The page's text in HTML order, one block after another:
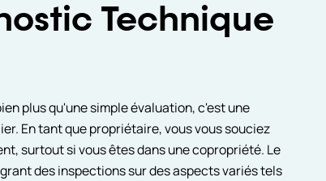
Technique
plus qu'une simple évaluation, c'est une
En tant que propriétaire, vous vous souciez
surtout si vous êtes dans une copropriété. Le
des inspections sur des aspects variés tels